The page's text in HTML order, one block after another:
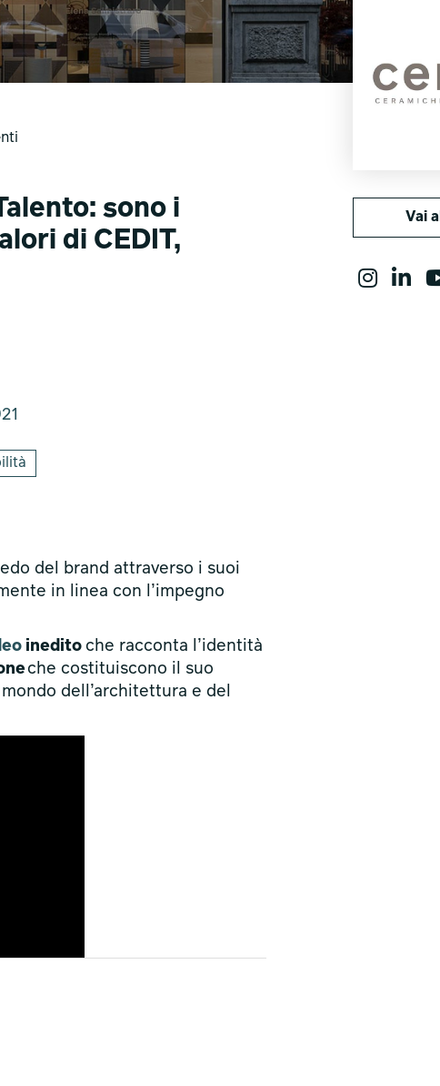
sono i
di CEDIT,
del brand attraverso i suoi
in linea con l’impegno
inedito che racconta l’identità
che costituiscono il suo
dell’architettura e del
Vai